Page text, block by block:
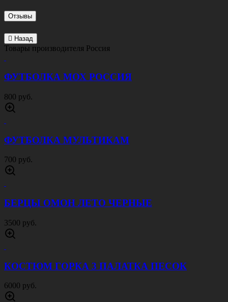
Отзывы
Назад
Товары производителя Россия
ФУТБОЛКА МОХ РОССИЯ
800 руб.
ФУТБОЛКА МУЛЬТИКАМ
700 руб.
БЕРЦЫ ОМОН ЛЕТО ЧЕРНЫЕ
3500 руб.
КОСТЮМ ГОРКА 3 ПАЛАТКА ПЕСОК
6000 руб.